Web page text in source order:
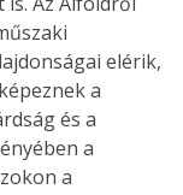
elérik,
a
és a
a
a